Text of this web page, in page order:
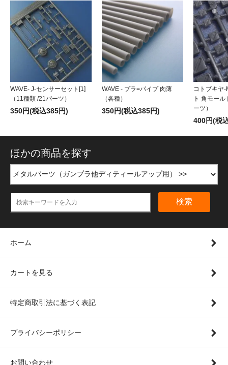
WAVE- J-センサーセット[1]
（11種類 /21パーツ）
350円(税込385円)
WAVE - プラ=パイプ 肉薄
（各種）
350円(税込385円)
コトブキヤ-
ト 角モー
ーツ）
400円(税
ほかの商品を探す
検索
ホーム
カートを見る
特定商取引法に基づく表記
プライバシーポリシー
お問い合わせ